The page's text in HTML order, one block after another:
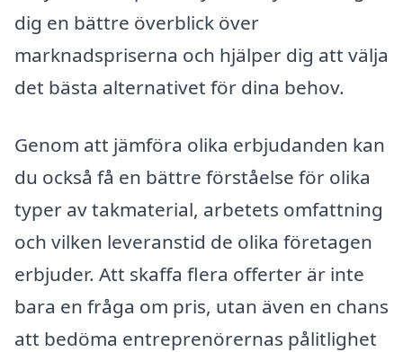
dig en bättre överblick över
marknadspriserna och hjälper dig att välja
det bästa alternativet för dina behov.
Genom att jämföra olika erbjudanden kan
du också få en bättre förståelse för olika
typer av takmaterial, arbetets omfattning
och vilken leveranstid de olika företagen
erbjuder. Att skaffa flera offerter är inte
bara en fråga om pris, utan även en chans
att bedöma entreprenörernas pålitlighet